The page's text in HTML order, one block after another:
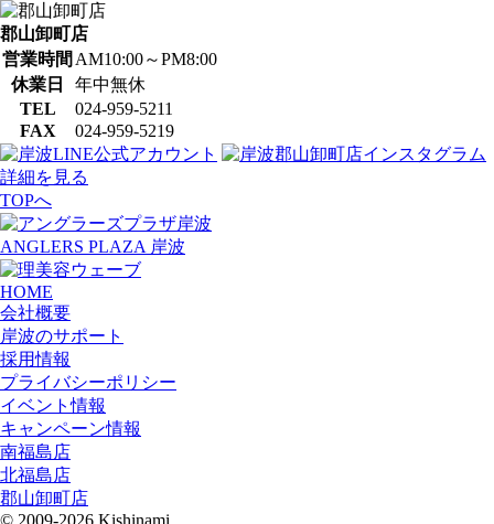
郡山卸町店
営業時間 AM10:00～PM8:00
休業日
年中無休
TEL
024-959-5211
FAX
024-959-5219
詳細を見る
TOPへ
ANGLERS PLAZA 岸波
HOME
会社概要
岸波のサポート
採用情報
プライバシーポリシー
イベント情報
キャンペーン情報
南福島店
北福島店
郡山卸町店
© 2009-2026 Kishinami